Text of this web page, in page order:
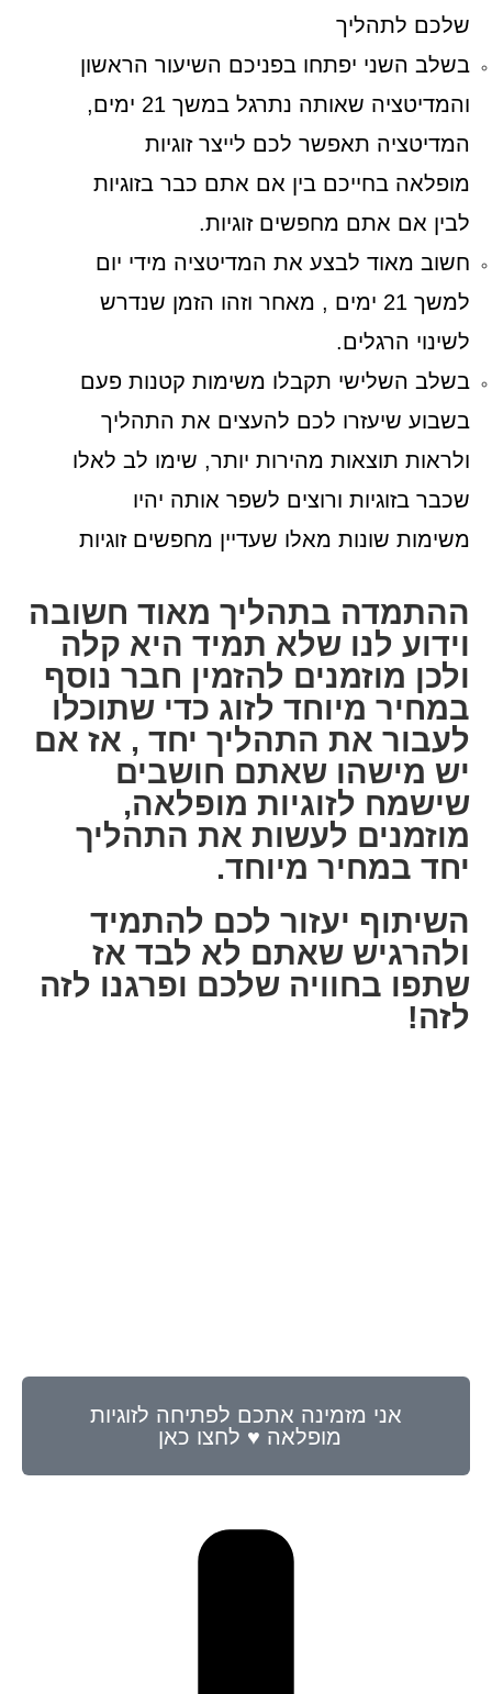
שלכם לתהליך
בשלב השני יפתחו בפניכם השיעור הראשון
והמדיטציה שאותה נתרגל במשך 21 ימים,
המדיטציה תאפשר לכם לייצר זוגיות
מופלאה בחייכם בין אם אתם כבר בזוגיות
לבין אם אתם מחפשים זוגיות.
חשוב מאוד לבצע את המדיטציה מידי יום
למשך 21 ימים , מאחר וזהו הזמן שנדרש
לשינוי הרגלים.
בשלב השלישי תקבלו משימות קטנות פעם
בשבוע שיעזרו לכם להעצים את התהליך
ולראות תוצאות מהירות יותר, שימו לב לאלו
שכבר בזוגיות ורוצים לשפר אותה יהיו
משימות שונות מאלו שעדיין מחפשים זוגיות
ההתמדה בתהליך מאוד חשובה
וידוע לנו שלא תמיד היא קלה
ולכן מוזמנים להזמין חבר נוסף
במחיר מיוחד לזוג כדי שתוכלו
לעבור את התהליך יחד , אז אם
יש מישהו שאתם חושבים
שישמח לזוגיות מופלאה,
מוזמנים לעשות את התהליך
יחד במחיר מיוחד.
השיתוף יעזור לכם להתמיד
ולהרגיש שאתם לא לבד אז
שתפו בחוויה שלכם ופרגנו לזה
לזה!
אני מזמינה אתכם לפתיחה לזוגיות
מופלאה ♥ לחצו כאן